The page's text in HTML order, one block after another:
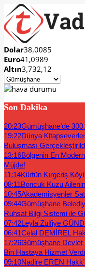
Dolar38,0085
Euro41,0989
Altın3,732,12
Son Dakika
20:23Gümüşhane’de
19:22Dünya
Buluşması
13:16Bölgenin En
Müjde!
11:14Kürtün Kırgeriş
08:11Boncuk Kuzu
10:45Akademisyenler
09:44Gümüşhane
Ruhsat Bilgi Sistemi ile
07:42Leyla Zülfiye
06:41Celal DEMİREL
17:26Gümüşhane Devlet
Bin Hastaya Hizmet Verdi
09:10Nadire EREN